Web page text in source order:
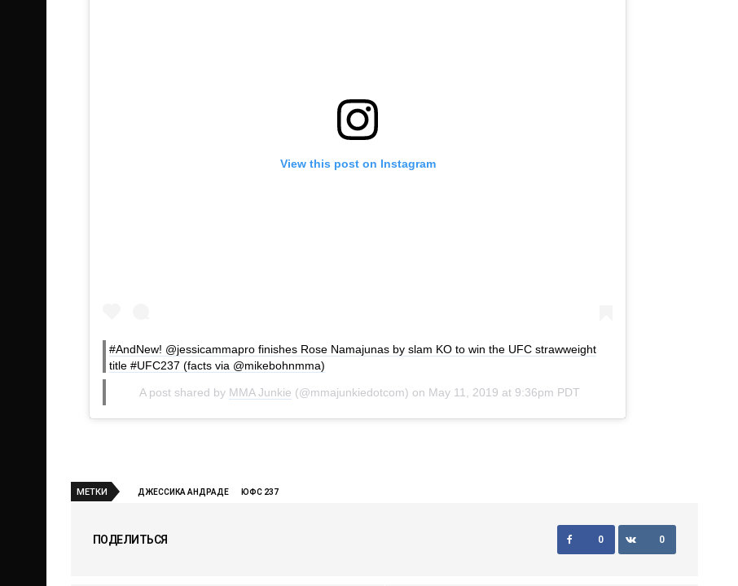
View this post on Instagram
#AndNew! @jessicammapro finishes Rose Namajunas by slam KO to win the UFC strawweight
title #UFC237 (facts via @mikebohnmma)
A post shared by MMA Junkie (@mmajunkiedotcom) on May 11, 2019 at 9:36pm PDT
МЕТКИ ДЖЕССИКА АНДРАДЕ ЮФС 237
ПОДЕЛИТЬСЯ 0 0